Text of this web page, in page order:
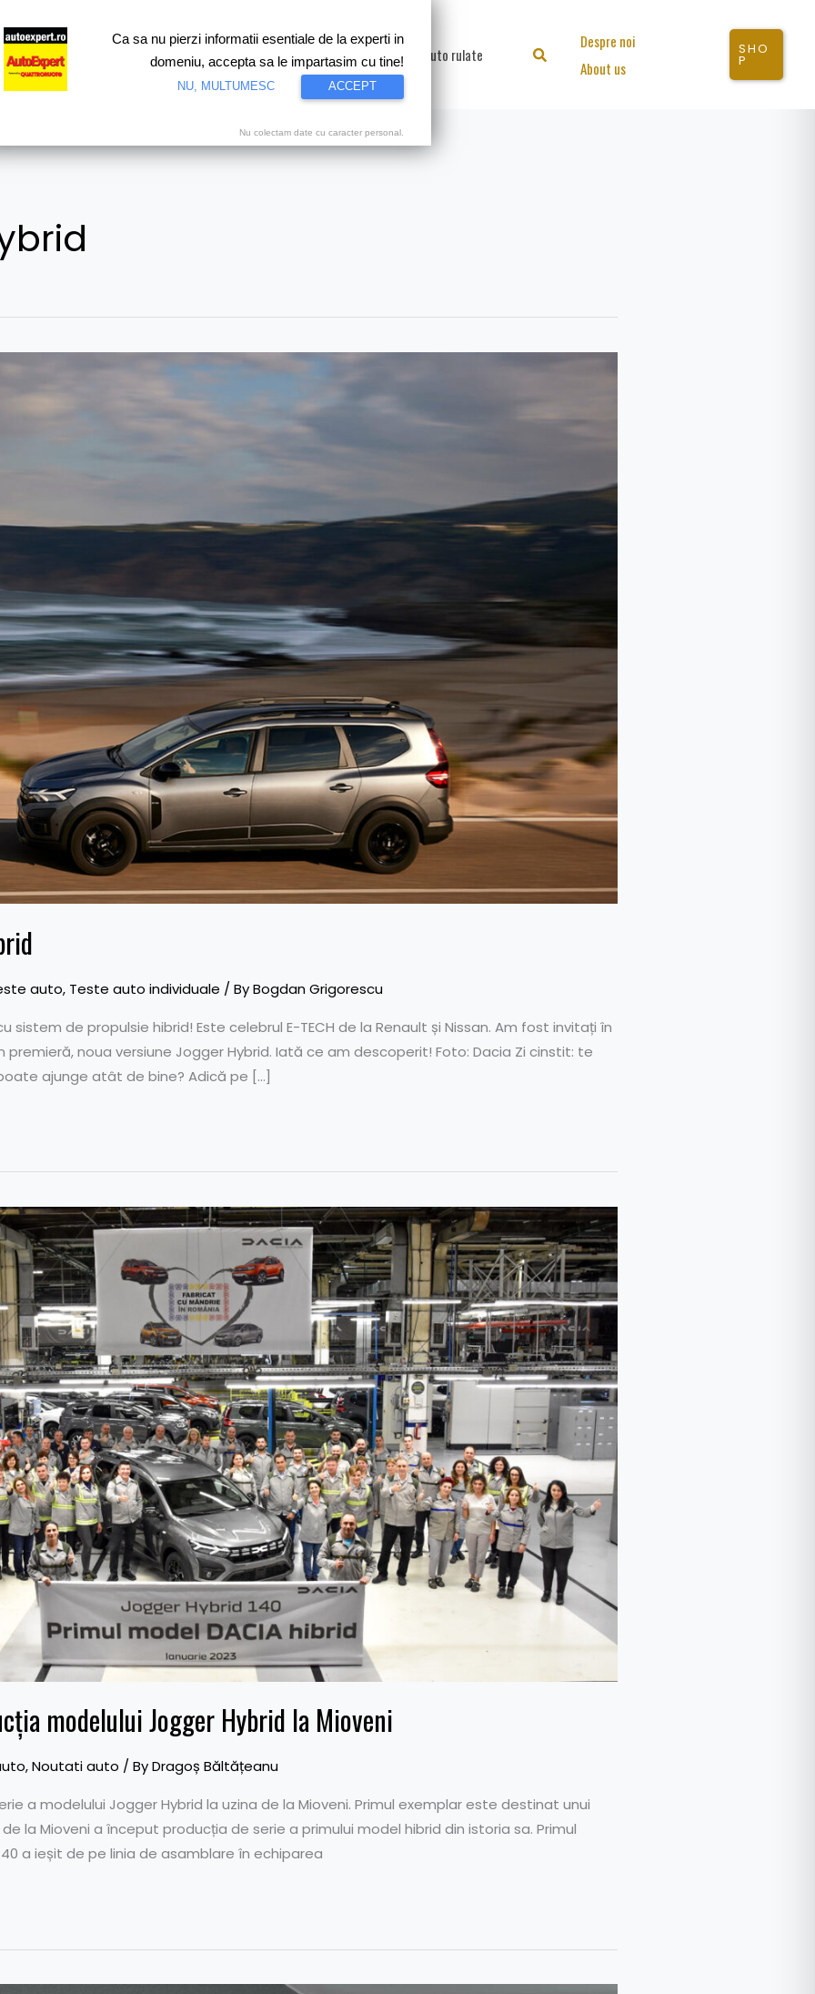
Test drive Motorsport Proiecte speciale Video Auto rulate Search
Despre noi
About us
SHO
P
auto, Teste auto individuale / ByBogdan Grigorescu
sistem de propulsie hibrid! Este celebrul E-TECH de la Renault și Nissan. Am fost invitați în
premieră, noua versiune Jogger Hybrid. Iată ce am descoperit! Foto: Dacia Zi cinstit: te
ajunge atât de bine? Adică pe […]
modelului Jogger Hybrid la Mioveni
,Noutati auto / ByDragoș Băltățeanu
a modelului Jogger Hybrid la uzina de la Mioveni. Primul exemplar este destinat unui
la Mioveni a început producția de serie a primului model hibrid din istoria sa. Primul
a ieșit de pe linia de asamblare în echiparea
Ca sa nu pierzi informatii esentiale de la experti in
domeniu, accepta sa le impartasim cu tine!
NU, MULTUMESC ACCEPT
Nu colectam date cu caracter personal.